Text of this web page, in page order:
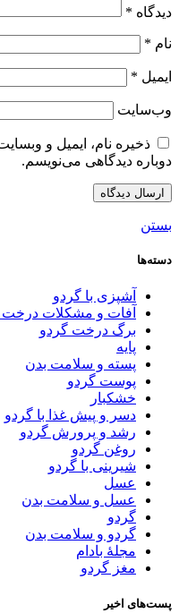
دیدگاه *
نام *
ایمیل *
وب‌سایت
ذخیره نام، ایمیل و
دوباره دیدگاهی می‌نویسم.
بستن
دسته‌ها
آشپزی با گردو
آفات و مشکلات درخت
برگ درخت گردو
پایه
پسته و سلامت بدن
پوست گردو
خشکبار
دسر و پیش غذا با گردو
رشد و پرورش گردو
روغن گردو
شیرینی با گردو
عسل
عسل و سلامت بدن
گردو
گردو و سلامت بدن
مجلۀ بادام
مغز گردو
پست‌های اخیر